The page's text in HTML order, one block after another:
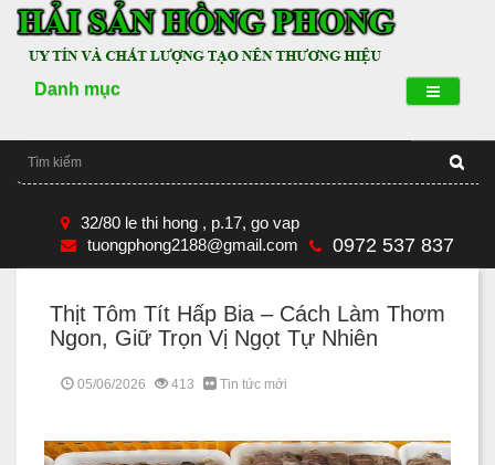
Danh mục
32/80 le thi hong , p.17, go vap
tuongphong2188@gmail.com
0972 537 837
Thịt Tôm Tít Hấp Bia – Cách Làm Thơm
Ngon, Giữ Trọn Vị Ngọt Tự Nhiên
05/06/2026 413 Tin tức mới